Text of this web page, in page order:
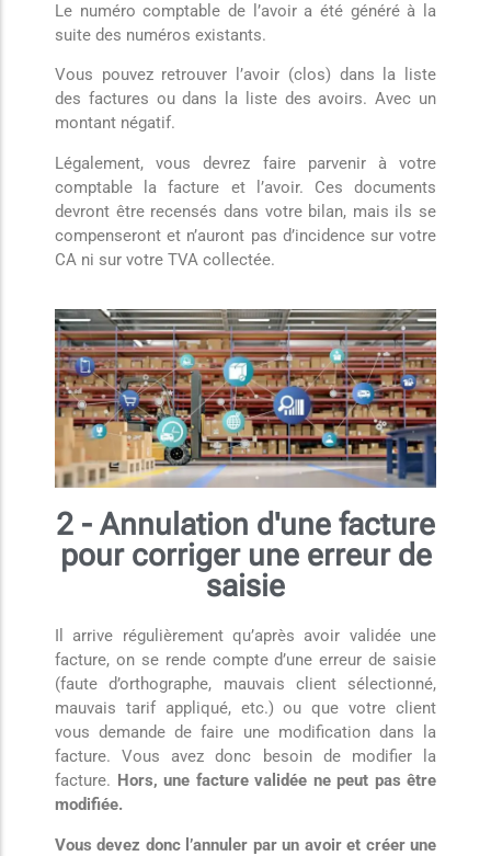
Le numéro comptable de l’avoir a été généré à la
suite des numéros existants.
Vous pouvez retrouver l’avoir (clos) dans la liste
des factures ou dans la liste des avoirs. Avec un
montant négatif.
Légalement, vous devrez faire parvenir à votre
comptable la facture et l’avoir. Ces documents
devront être recensés dans votre bilan, mais ils se
compenseront et n’auront pas d’incidence sur votre
CA ni sur votre TVA collectée.
2 - Annulation d'une facture
pour corriger une erreur de
saisie
Il arrive régulièrement qu’après avoir validée une
facture, on se rende compte d’une erreur de saisie
(faute d’orthographe, mauvais client sélectionné,
mauvais tarif appliqué, etc.) ou que votre client
vous demande de faire une modification dans la
facture. Vous avez donc besoin de modifier la
facture. Hors, une facture validée ne peut pas être
modifiée.
Vous devez donc l’annuler par un avoir et créer une